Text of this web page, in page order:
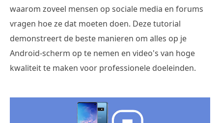
waarom zoveel mensen op sociale media en forums
vragen hoe ze dat moeten doen. Deze tutorial
demonstreert de beste manieren om alles op je
Android-scherm op te nemen en video's van hoge
kwaliteit te maken voor professionele doeleinden.